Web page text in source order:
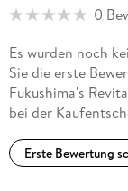
0
Es wurden noch
Sie die erste
Fukushima's
bei der
Erste Bewertung